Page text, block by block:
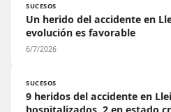
SUCESOS
Un herido del accidente en
evolución es favorable
6/7/2026
SUCESOS
9 heridos del accidente en